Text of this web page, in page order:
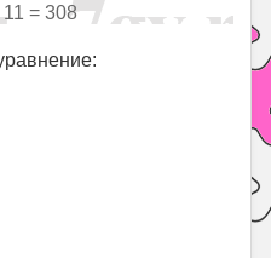
= 308